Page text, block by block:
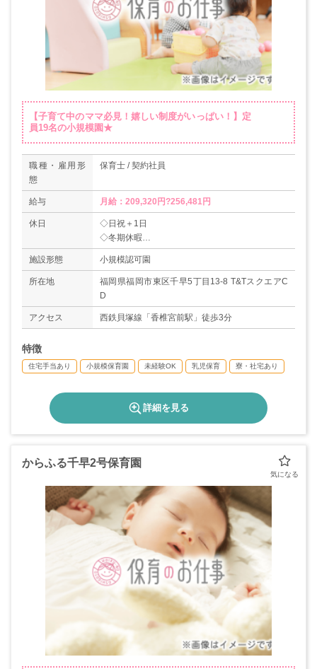
【子育て中のママ必見！嬉しい制度がいっぱい！】定
員19名の小規模園★
職種・雇用形
態
保育士 / 契約社員
給与 月給：209,320円?256,481円
休日
◇日祝＋1日
◇冬期休暇
◇バースデー休暇
◇有給休暇
◇産休育休（取得実績あり）
＊年間休日数110日
施設形態 小規模認可園
所在地
福岡県福岡市東区千早5丁目13-8 T&TスクエアC
D
アクセス 西鉄貝塚線「香椎宮前駅」徒歩3分
特徴
住宅手当あり 小規模保育園 未経験OK 乳児保育 寮・社宅あり
詳細を見る
からふる千早2号保育園